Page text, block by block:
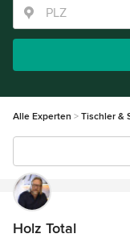
Alle Experten Tischler &
Holz Total